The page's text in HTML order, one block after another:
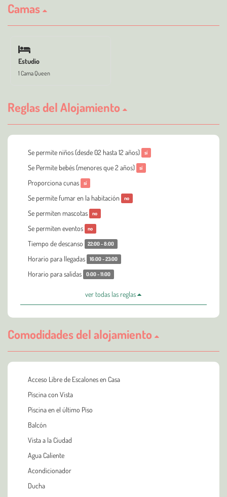
Camas
Estudio
1 Cama Queen
Reglas del Alojamiento
Se permite niños (desde 02 hasta 12 años) sí
Se Permite bebés (menores que 2 años) sí
Proporciona cunas sí
Se permite fumar en la habitación no
Se permiten mascotas no
Se permiten eventos no
Tiempo de descanso 22:00 - 8:00
Horario para llegadas 16:00 - 23:00
Horario para salidas 0:00 - 11:00
ver todas las reglas
Comodidades del alojamiento
Acceso Libre de Escalones en Casa
Piscina con Vista
Piscina en el último Piso
Balcón
Vista a la Ciudad
Agua Caliente
Acondicionador
Ducha